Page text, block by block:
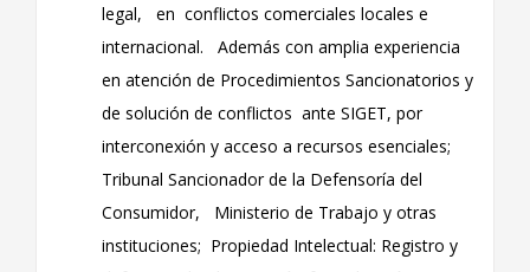
legal, en conflictos comerciales locales e
internacional. Además con amplia experiencia
en atención de Procedimientos Sancionatorios y
de solución de conflictos ante SIGET, por
interconexión y acceso a recursos esenciales;
Tribunal Sancionador de la Defensoría del
Consumidor, Ministerio de Trabajo y otras
instituciones; Propiedad Intelectual: Registro y